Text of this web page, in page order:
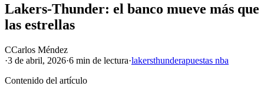
Lakers-Thunder: el banco mueve más que
las estrellas
CCarlos Méndez
·3 de abril, 2026·6 min de lectura·lakersthunderapuestas nba
Contenido del artículo